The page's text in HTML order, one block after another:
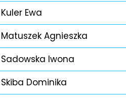
Kuler Ewa
Matuszek Agnieszka
Sadowska Iwona
Skiba Dominika